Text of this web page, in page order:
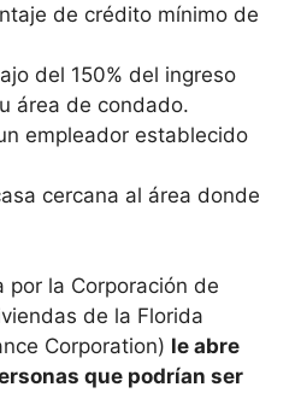
de crédito mínimo de
del 150% del ingreso
área de condado.
empleador establecido
cercana al área donde
por la Corporación de
de la Florida
Corporation) le abre
que podrían ser